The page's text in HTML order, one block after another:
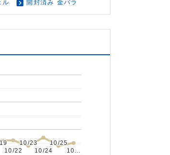
ル 開封済み 金パラ
10/22
10/22
10/23
10/23
10/24
10/24
10/25
10/25
10…
10…